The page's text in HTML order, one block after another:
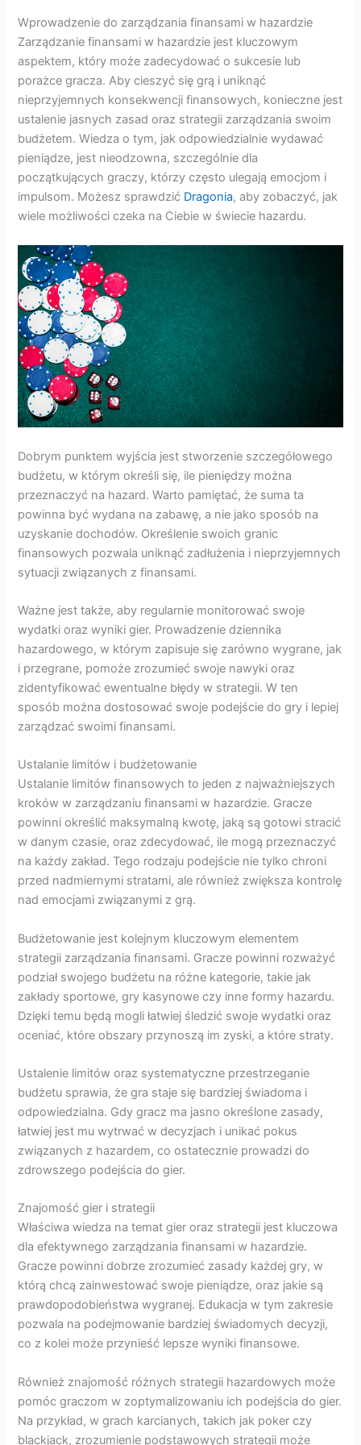
Wprowadzenie do zarządzania finansami w hazardzie
Zarządzanie finansami w hazardzie jest kluczowym
aspektem, który może zadecydować o sukcesie lub
porażce gracza. Aby cieszyć się grą i uniknąć
nieprzyjemnych konsekwencji finansowych, konieczne jest
ustalenie jasnych zasad oraz strategii zarządzania swoim
budżetem. Wiedza o tym, jak odpowiedzialnie wydawać
pieniądze, jest nieodzowna, szczególnie dla
początkujących graczy, którzy często ulegają emocjom i
impulsom. Możesz sprawdzić Dragonia, aby zobaczyć, jak
wiele możliwości czeka na Ciebie w świecie hazardu.
Dobrym punktem wyjścia jest stworzenie szczegółowego
budżetu, w którym określi się, ile pieniędzy można
przeznaczyć na hazard. Warto pamiętać, że suma ta
powinna być wydana na zabawę, a nie jako sposób na
uzyskanie dochodów. Określenie swoich granic
finansowych pozwala uniknąć zadłużenia i nieprzyjemnych
sytuacji związanych z finansami.
Ważne jest także, aby regularnie monitorować swoje
wydatki oraz wyniki gier. Prowadzenie dziennika
hazardowego, w którym zapisuje się zarówno wygrane, jak
i przegrane, pomoże zrozumieć swoje nawyki oraz
zidentyfikować ewentualne błędy w strategii. W ten
sposób można dostosować swoje podejście do gry i lepiej
zarządzać swoimi finansami.
Ustalanie limitów i budżetowanie
Ustalanie limitów finansowych to jeden z najważniejszych
kroków w zarządzaniu finansami w hazardzie. Gracze
powinni określić maksymalną kwotę, jaką są gotowi stracić
w danym czasie, oraz zdecydować, ile mogą przeznaczyć
na każdy zakład. Tego rodzaju podejście nie tylko chroni
przed nadmiernymi stratami, ale również zwiększa kontrolę
nad emocjami związanymi z grą.
Budżetowanie jest kolejnym kluczowym elementem
strategii zarządzania finansami. Gracze powinni rozważyć
podział swojego budżetu na różne kategorie, takie jak
zakłady sportowe, gry kasynowe czy inne formy hazardu.
Dzięki temu będą mogli łatwiej śledzić swoje wydatki oraz
oceniać, które obszary przynoszą im zyski, a które straty.
Ustalenie limitów oraz systematyczne przestrzeganie
budżetu sprawia, że gra staje się bardziej świadoma i
odpowiedzialna. Gdy gracz ma jasno określone zasady,
łatwiej jest mu wytrwać w decyzjach i unikać pokus
związanych z hazardem, co ostatecznie prowadzi do
zdrowszego podejścia do gier.
Znajomość gier i strategii
Właściwa wiedza na temat gier oraz strategii jest kluczowa
dla efektywnego zarządzania finansami w hazardzie.
Gracze powinni dobrze zrozumieć zasady każdej gry, w
którą chcą zainwestować swoje pieniądze, oraz jakie są
prawdopodobieństwa wygranej. Edukacja w tym zakresie
pozwala na podejmowanie bardziej świadomych decyzji,
co z kolei może przynieść lepsze wyniki finansowe.
Również znajomość różnych strategii hazardowych może
pomóc graczom w zoptymalizowaniu ich podejścia do gier.
Na przykład, w grach karcianych, takich jak poker czy
blackjack, zrozumienie podstawowych strategii może